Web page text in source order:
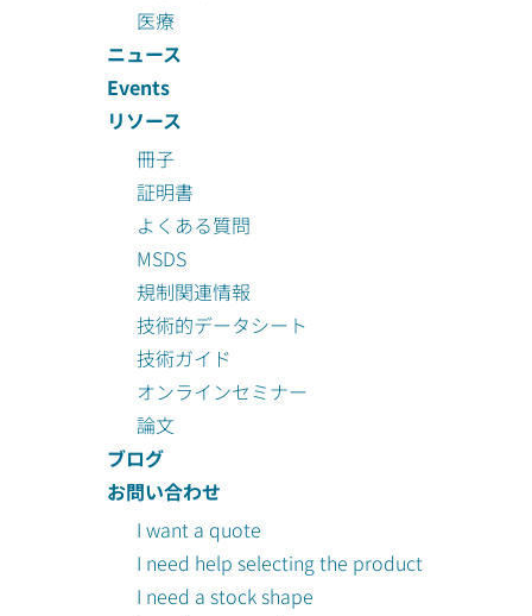
医療
ニュース
Events
リソース
冊子
証明書
よくある質問
MSDS
規制関連情報
技術的データシート
技術ガイド
オンラインセミナー
論文
ブログ
お問い合わせ
I want a quote
I need help selecting the product
I need a stock shape